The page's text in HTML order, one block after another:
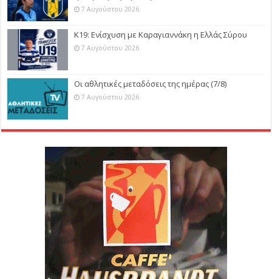
7 Αυγούστου 2026
Κ19: Ενίσχυση με Καραγιαννάκη η Ελλάς Σύρου
7 Αυγούστου 2026
Οι αθλητικές μεταδόσεις της ημέρας (7/8)
7 Αυγούστου 2026